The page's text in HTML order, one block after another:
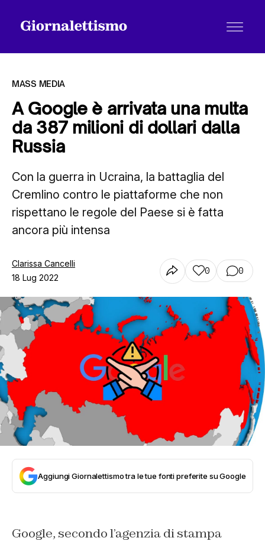
Tutti gli articoli
Chi siamo
Contatti
MASS MEDIA
A Google è arrivata una multa
da 387 milioni di dollari dalla
Russia
Con la guerra in Ucraina, la battaglia del
Cremlino contro le piattaforme che non
rispettano le regole del Paese si è fatta
ancora più intensa
Clarissa Cancelli
18 Lug 2022
0 0
Aggiungi Giornalettismo tra le tue fonti preferite su Google
Google, secondo l’agenzia di stampa